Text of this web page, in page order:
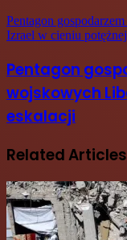
Pentagon
Izrael w cieniu
Pentagon
wojskowych
eskalacji
Related Articles